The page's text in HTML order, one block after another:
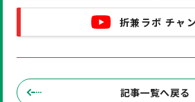
折兼ラボ チャ
記事一覧へ戻る